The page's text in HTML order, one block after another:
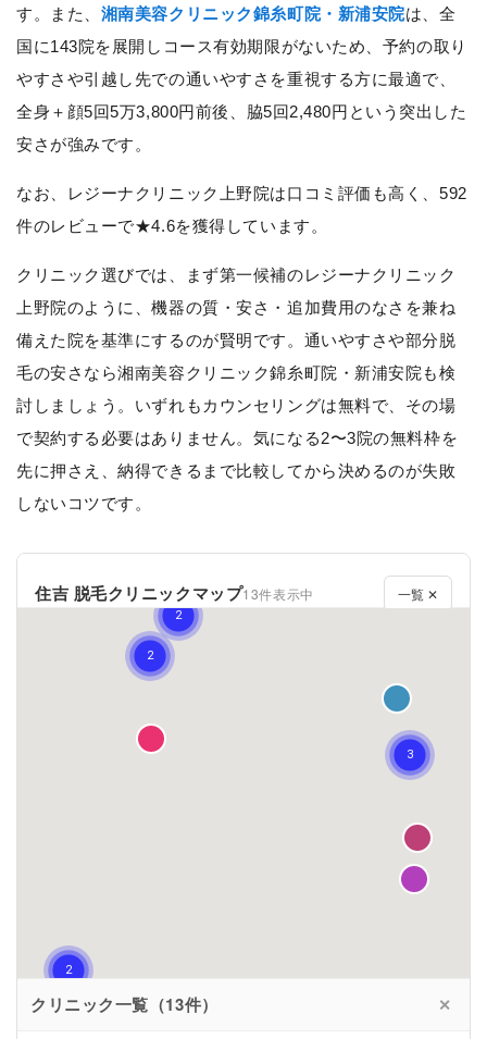
す。また、 湘南美容クリニック錦糸町院・新浦安院は、全
国に143院を展開しコース有効期限がないため、予約の取り
やすさや引越し先での通いやすさを重視する方に最適で、
全身＋顔5回5万3,800円前後、脇5回2,480円という突出した
安さが強みです。
なお、レジーナクリニック上野院は口コミ評価も高く、592
件のレビューで★4.6を獲得しています。
クリニック選びでは、まず第一候補のレジーナクリニック
上野院のように、機器の質・安さ・追加費用のなさを兼ね
備えた院を基準にするのが賢明です。通いやすさや部分脱
毛の安さなら湘南美容クリニック錦糸町院・新浦安院も検
討しましょう。いずれもカウンセリングは無料で、その場
で契約する必要はありません。気になる2〜3院の無料枠を
先に押さえ、納得できるまで比較してから決めるのが失敗
しないコツです。
住吉 脱毛クリニックマップ13件表示中 一覧 ✕
クリニック一覧（13件） ✕